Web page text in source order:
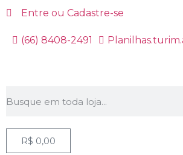
Entre ou Cadastre-se
(66) 8408-2491
R$ 0,00